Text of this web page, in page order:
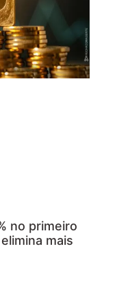
no primeiro
mais